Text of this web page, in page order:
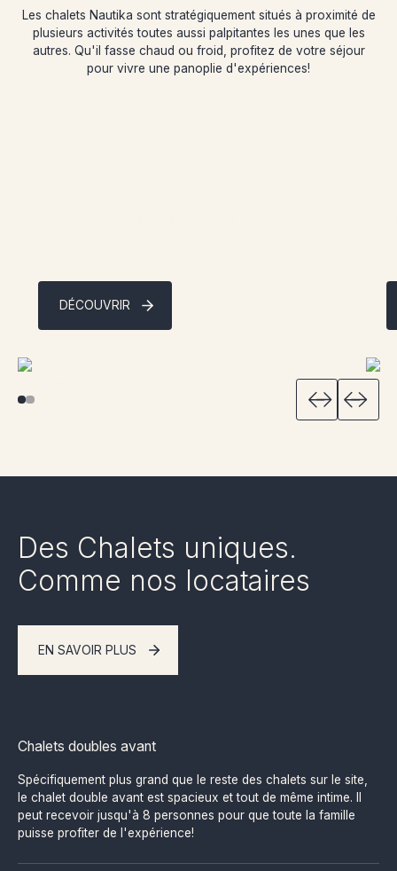
Les chalets Nautika sont stratégiquement situés à proximité de
plusieurs activités toutes aussi palpitantes les unes que les
autres. Qu'il fasse chaud ou froid, profitez de votre séjour
pour vivre une panoplie d'expériences!
DÉCOUVRIR
Des Chalets uniques.
Comme nos locataires
EN SAVOIR PLUS
Chalets doubles avant
Spécifiquement plus grand que le reste des chalets sur le site,
le chalet double avant est spacieux et tout de même intime. Il
peut recevoir jusqu'à 8 personnes pour que toute la famille
puisse profiter de l'expérience!